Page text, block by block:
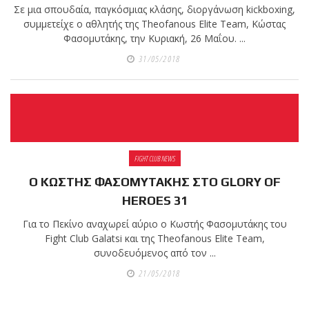
Ιωάννη
Θεοφάνους
Club Galatsi
ολοκλήρωσαν με επιτυχία
εξετάσεις έγχρωμων
ζωνών!
Σε μια σπουδαία, παγκόσμιας κλάσης, διοργάνωση kickboxing,
συμμετείχε ο αθλητής της Theofanous Elite Team, Κώστας
Φασομυτάκης, την Κυριακή, 26 Μαΐου. ...
31/05/2018
FIGHT CLUB NEWS
Ο ΚΩΣΤΗΣ ΦΑΣΟΜΥΤΑΚΗΣ ΣΤΟ GLORY OF
HEROES 31
Για το Πεκίνο αναχωρεί αύριο ο Κωστής Φασομυτάκης του
Fight Club Galatsi και της Theofanous Elite Team,
συνοδευόμενος από τον ...
21/05/2018